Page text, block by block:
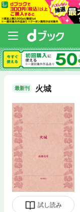
最新刊 火城
試し読み